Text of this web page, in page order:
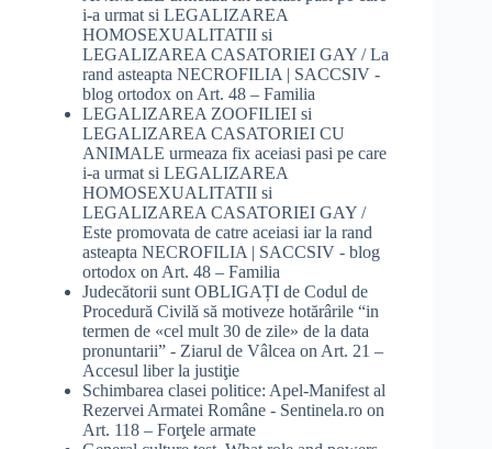
i-a urmat si LEGALIZAREA
HOMOSEXUALITATII si
LEGALIZAREA CASATORIEI GAY / La
rand asteapta NECROFILIA | SACCSIV -
blog ortodox on Art. 48 – Familia
LEGALIZAREA ZOOFILIEI si
LEGALIZAREA CASATORIEI CU
ANIMALE urmeaza fix aceiasi pasi pe care
i-a urmat si LEGALIZAREA
HOMOSEXUALITATII si
LEGALIZAREA CASATORIEI GAY /
Este promovata de catre aceiasi iar la rand
asteapta NECROFILIA | SACCSIV - blog
ortodox on Art. 48 – Familia
Judecătorii sunt OBLIGAȚI de Codul de
Procedură Civilă să motiveze hotărârile “in
termen de «cel mult 30 de zile» de la data
pronuntarii” - Ziarul de Vâlcea on Art. 21 –
Accesul liber la justiţie
Schimbarea clasei politice: Apel-Manifest al
Rezervei Armatei Române - Sentinela.ro on
Art. 118 – Forţele armate